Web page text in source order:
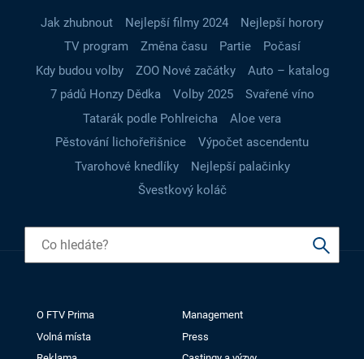
Jak zhubnout Nejlepší filmy 2024
Nejlepší horory
TV program
Změna času Partie
Počasí
Kdy budou volby
ZOO Nové začátky
Auto – katalog
7 pádů Honzy Dědka
Volby 2025
Svařené víno
Tatarák podle Pohlreicha
Aloe vera
Pěstování lichořeřišnice
Výpočet ascendentu
Tvarohové knedlíky
Nejlepší palačinky
Švestkový koláč
O FTV Prima
Management
Volná místa
Press